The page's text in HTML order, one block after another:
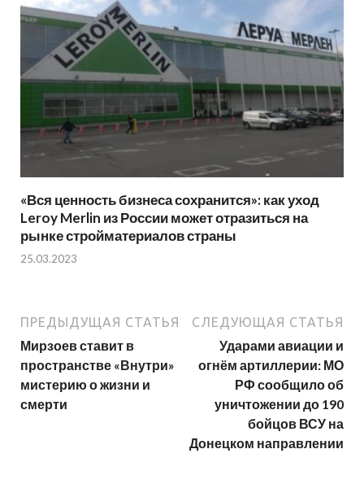
«Вся ценность бизнеса сохранится»: как уход
Leroy Merlin из России может отразиться на
рынке стройматериалов страны
25.03.2023
ПРЕДЫДУЩАЯ СТАТЬЯ
Мирзоев ставит в
пространстве «Внутри»
мистерию о жизни и
смерти
СЛЕДУЮЩАЯ СТАТЬЯ
Ударами авиации и
огнём артиллерии: МО
РФ сообщило об
уничтожении до 190
бойцов ВСУ на
Донецком направлении